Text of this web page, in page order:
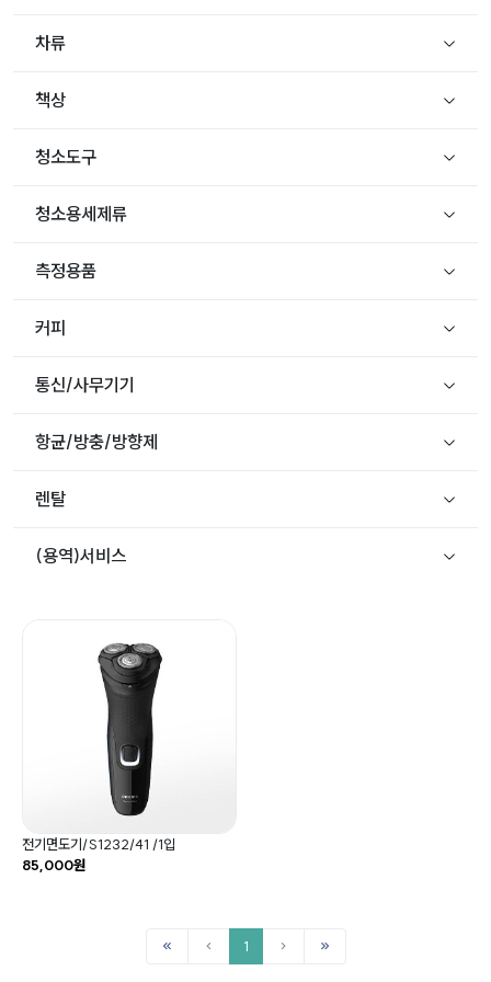
차류
책상
청소도구
청소용세제류
측정용품
커피
통신/사무기기
항균/방충/방향제
렌탈
(용역)서비스
전기면도기/S1232/41 /1입
85,000원
1